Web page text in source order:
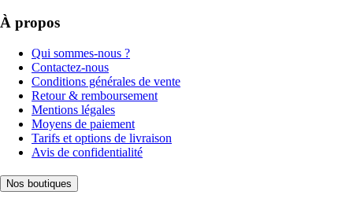
À propos
Qui sommes-nous ?
Contactez-nous
Conditions générales de vente
Retour & remboursement
Mentions légales
Moyens de paiement
Tarifs et options de livraison
Avis de confidentialité
Nos boutiques